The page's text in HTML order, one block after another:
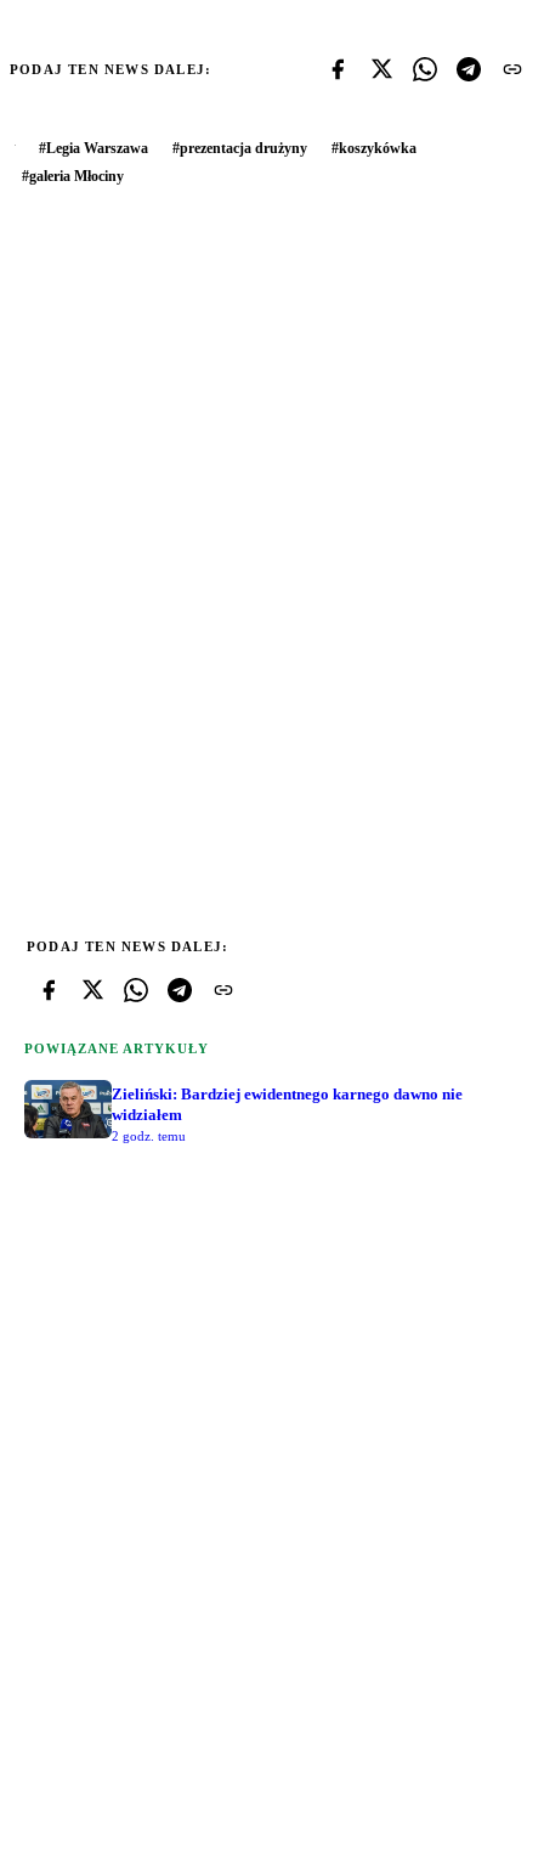
PODAJ TEN NEWS DALEJ:
#Legia Warszawa #prezentacja drużyny #koszykówka
#galeria Młociny
PODAJ TEN NEWS DALEJ:
POWIĄZANE ARTYKUŁY
Zieliński: Bardziej ewidentnego karnego dawno nie
widziałem
2 godz. temu